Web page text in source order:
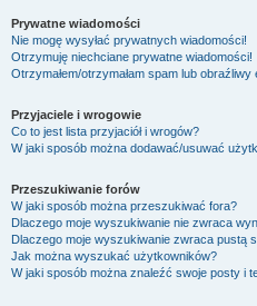
Prywatne wiadomości
Nie mogę wysyłać prywatnych wiadomości!
Otrzymuję niechciane prywatne wiadomości!
Otrzymałem/otrzymałam spam lub
Przyjaciele i wrogowie
Co to jest lista przyjaciół i wrogów?
W jaki sposób można dodawać/usuwać
Przeszukiwanie forów
W jaki sposób można przeszukiwać fora?
Dlaczego moje wyszukiwanie nie zwraca
Dlaczego moje wyszukiwanie zwraca pustą
Jak można wyszukać użytkowników?
W jaki sposób można znaleźć swoje posty i